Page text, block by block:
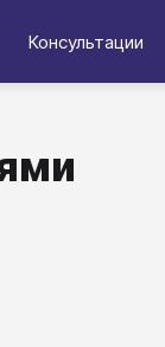
Консультации